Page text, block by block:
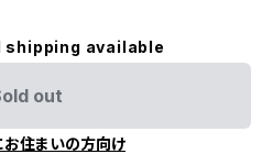
available
out
お住まいの方向け